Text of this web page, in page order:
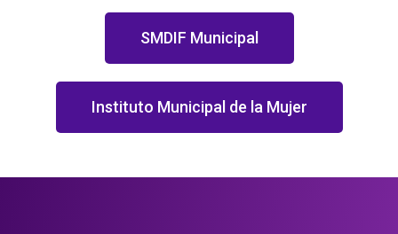
SMDIF Municipal
Instituto Municipal de la Mujer